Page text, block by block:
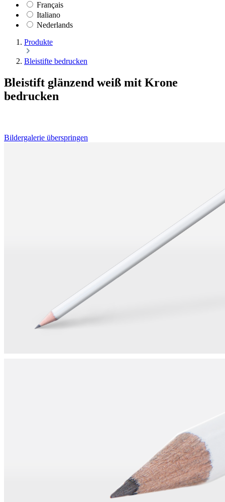
Français
Italiano
Nederlands
Produkte
Bleistifte bedrucken
Bleistift glänzend weiß mit Krone
bedrucken
Bildergalerie überspringen